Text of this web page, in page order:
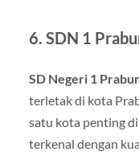
6. SDN 1
SD Negeri 1
terletak di kota
satu kota penting di
terkenal dengan